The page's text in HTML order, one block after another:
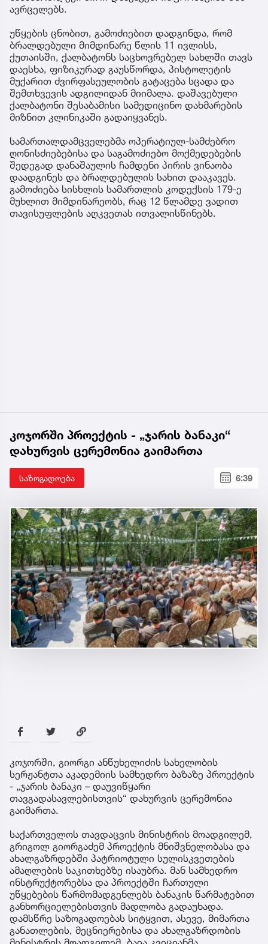
ავრცელებს.
უწყების ცნობით, გამოძიებით დადგინდა, რომ
ბრალდებული მიმდინარე წლის 11 ივლისს,
ქუთაისში, ქალბატონს საცხოვრებელ სახლში თავს
დაესხა, ფიზიკურად გაუსწორდა, პისტოლეტის
მუქარით ძვირფასეულობის გატაცება სცადა და
შემთხვევის ადგილიდან მიიმალა. დაშავებული
ქალბატონი შესაბამისი სამედიცინო დახმარების
მიზნით კლინიკაში გადაიყვანეს.
სამართალდამცველებმა ოპერატიულ-სამძებრო
ღონისძიებებისა და საგამოძიებო მოქმედებების
შედეგად დანაშაულის ჩამდენი პირის ვინაობა
დაადგინეს და ბრალდებულის სახით დააკავეს.
გამოძიება სისხლის სამართლის კოდექსის 179-ე
მუხლით მიმდინარეობს, რაც 12 წლამდე ვადით
თავისუფლების აღკვეთას ითვალისწინებს.
კოჯორში პროექტის - „ჯარის ბანაკი“
დახურვის ცერემონია გაიმართა
საზოგადოება 6:39
კოჯორში, გიორგი ანწუხელიძის სახელობის
სერჟანტთა აკადემიის სამხედრო ბაზაზე პროექტის
- „ჯარის ბანაკი – დაუვიწყარი
თავგადასავლებისთვის“ დახურვის ცერემონია
გაიმართა.
საქართველოს თავდაცვის მინისტრის მოადგილემ,
გრიგოლ გიორგაძემ პროექტის მნიშვნელობასა და
ახალგაზრდებში პატრიოტული სულისკვეთების
ამაღლების საკითხებზე ისაუბრა. მან სამხედრო
ინსტრუქტორებსა და პროექტში ჩართული
უწყებების წარმომადგენლებს ბანაკის წარმატებით
განხორციელებისთვის მადლობა გადაუხადა.
დამსწრე საზოგადოებას სიტყვით, ასევე, მიმართა
განათლების, მეცნიერებისა და ახალგაზრდობის